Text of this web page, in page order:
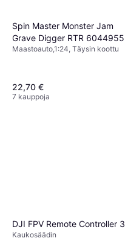
Spin Master Monster Jam
Grave Digger RTR 6044955
Maastoauto,1:24, Täysin koottu
22,70 €
7 kauppoja
DJI FPV Remote Controller 3
Kaukosäädin